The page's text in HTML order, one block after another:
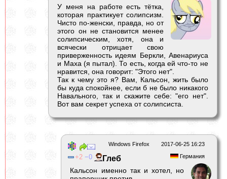
У меня на работе есть тётка,
которая практикует солипсизм.
Чисто по-женски, правда, но от
этого он не становится менее
солипсическим, хотя, она и
всячески отрицает свою
приверженность идеям Беркли, Авенариуса
и Маха (я пытал). То есть, когда ей что-то не
нравится, она говорит: "Этого нет".
Так к чему это я? Вам, Кальсон, жить было
бы куда спокойнее, если б не было никакого
Навального, так и скажите себе: "его нет".
Вот вам секрет успеха от солипсиста.
2017-06-25 16:23
Windows Firefox
Германия
2 0 Глеб
Кальсон именно так и хотел, но